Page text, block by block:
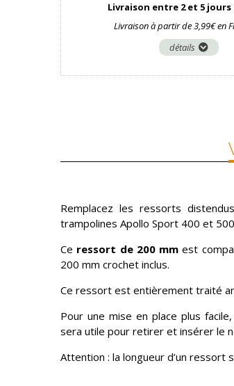
Livraison entre 2 et 5
Livraison à partir de 3,99€ en
détails
Remplacez les ressorts
trampolines Apollo Sport 400 et
Ce ressort de 200 mm est
200 mm crochet inclus.
Ce ressort est entièrement traité
Pour une mise en place plus
sera utile pour retirer et insérer le
Attention : la longueur d’un ressort